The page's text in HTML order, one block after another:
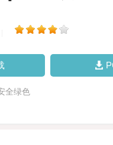
全绿色